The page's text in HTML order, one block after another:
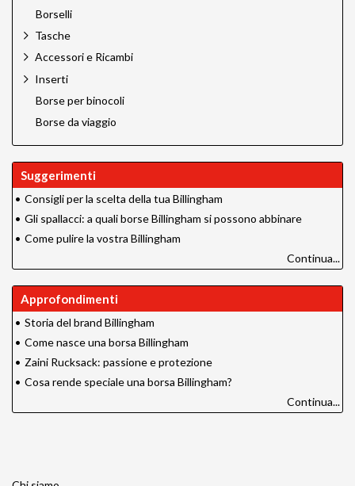
Borselli
Tasche
Accessori e Ricambi
Inserti
Borse per binocoli
Borse da viaggio
Suggerimenti
• Consigli per la scelta della tua Billingham
• Gli spallacci: a quali borse Billingham si possono abbinare
• Come pulire la vostra Billingham
Continua...
Approfondimenti
• Storia del brand Billingham
• Come nasce una borsa Billingham
• Zaini Rucksack: passione e protezione
• Cosa rende speciale una borsa Billingham?
Continua...